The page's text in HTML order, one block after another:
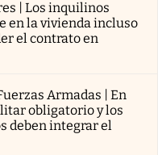
| Los inquilinos
en la vivienda incluso
el contrato en
Armadas | En
obligatorio y los
deben integrar el